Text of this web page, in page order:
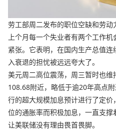
劳工部周二发布的职位空缺和劳动
上个月每一个失业者有两个工作
紧张。它表明，在国内生产总值
入衰退的担忧被远远夸大了。
美元周二高位震荡，周三暂时也
108.68附近，略低于逾20年高点
行的超大规模加息预计进行了定
位的通胀率而积极加息，一直支
让美联储没有理由畏首畏脚。